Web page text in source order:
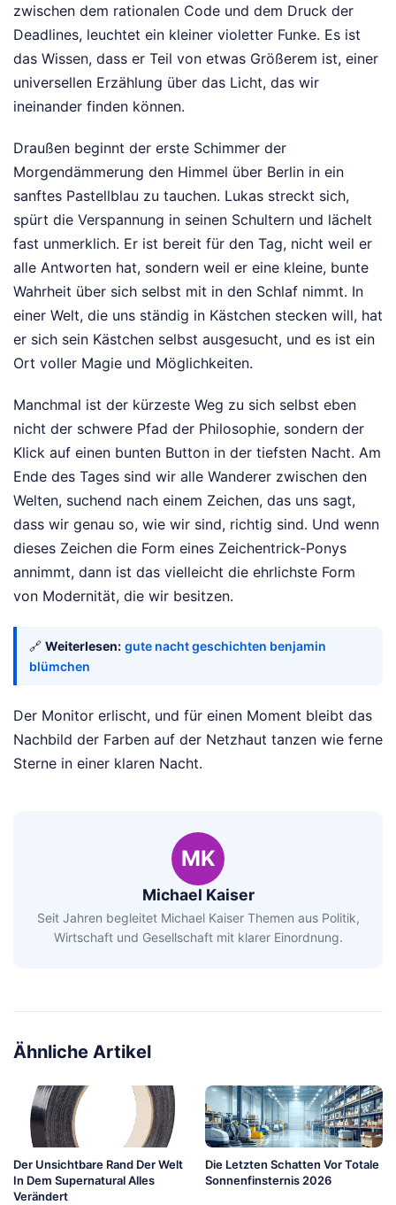
zwischen dem rationalen Code und dem Druck der
Deadlines, leuchtet ein kleiner violetter Funke. Es ist
das Wissen, dass er Teil von etwas Größerem ist, einer
universellen Erzählung über das Licht, das wir
ineinander finden können.
Draußen beginnt der erste Schimmer der
Morgendämmerung den Himmel über Berlin in ein
sanftes Pastellblau zu tauchen. Lukas streckt sich,
spürt die Verspannung in seinen Schultern und lächelt
fast unmerklich. Er ist bereit für den Tag, nicht weil er
alle Antworten hat, sondern weil er eine kleine, bunte
Wahrheit über sich selbst mit in den Schlaf nimmt. In
einer Welt, die uns ständig in Kästchen stecken will, hat
er sich sein Kästchen selbst ausgesucht, und es ist ein
Ort voller Magie und Möglichkeiten.
Manchmal ist der kürzeste Weg zu sich selbst eben
nicht der schwere Pfad der Philosophie, sondern der
Klick auf einen bunten Button in der tiefsten Nacht. Am
Ende des Tages sind wir alle Wanderer zwischen den
Welten, suchend nach einem Zeichen, das uns sagt,
dass wir genau so, wie wir sind, richtig sind. Und wenn
dieses Zeichen die Form eines Zeichentrick-Ponys
annimmt, dann ist das vielleicht die ehrlichste Form
von Modernität, die wir besitzen.
🔗 Weiterlesen: gute nacht geschichten benjamin
blümchen
Der Monitor erlischt, und für einen Moment bleibt das
Nachbild der Farben auf der Netzhaut tanzen wie ferne
Sterne in einer klaren Nacht.
MK
Michael Kaiser
Seit Jahren begleitet Michael Kaiser Themen aus Politik,
Wirtschaft und Gesellschaft mit klarer Einordnung.
Ähnliche Artikel
Der Unsichtbare Rand Der Welt
In Dem Supernatural Alles
Verändert
Die Letzten Schatten Vor Totale
Sonnenfinsternis 2026